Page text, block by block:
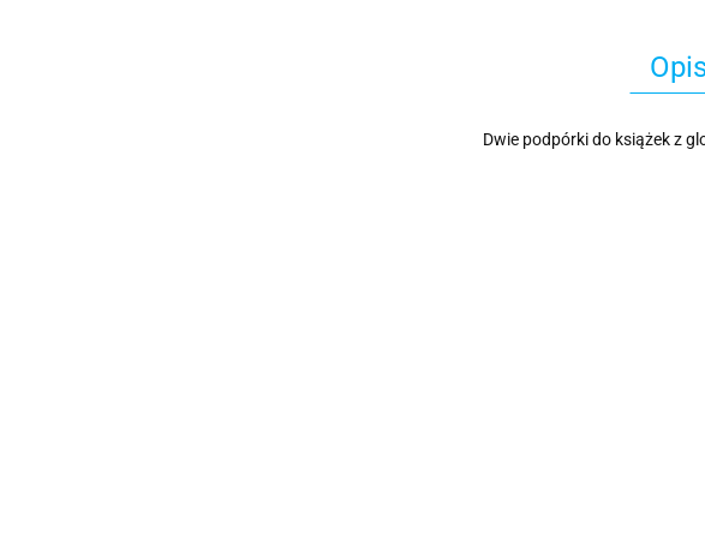
Dwie podpórki do książek z